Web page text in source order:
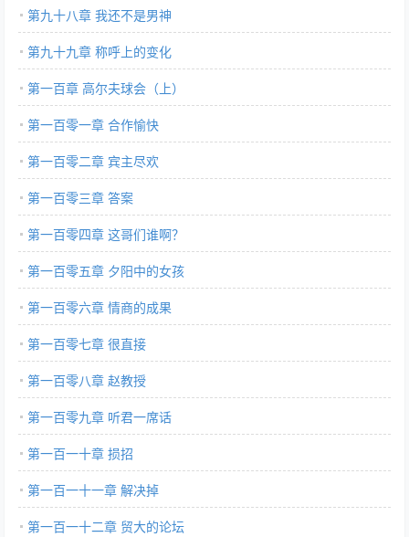
第九十八章 我还不是男神
第九十九章 称呼上的变化
第一百章 高尔夫球会（上）
第一百零一章 合作愉快
第一百零二章 宾主尽欢
第一百零三章 答案
第一百零四章 这哥们谁啊？
第一百零五章 夕阳中的女孩
第一百零六章 情商的成果
第一百零七章 很直接
第一百零八章 赵教授
第一百零九章 听君一席话
第一百一十章 损招
第一百一十一章 解决掉
第一百一十二章 贸大的论坛